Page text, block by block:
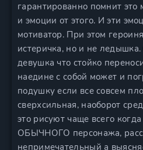
гарантированно помнит это
и эмоции от этого. И эти
мотиватор. При этом
истеричка, но и не
девушка что стойко
наедине с собой может и
подушку если все совсем
сверхсильная, наоборот
это рисуют чаще всего
ОБЫЧНОГО персонажа,
непримечательный а